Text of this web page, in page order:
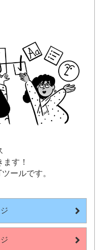
す！
ールです。